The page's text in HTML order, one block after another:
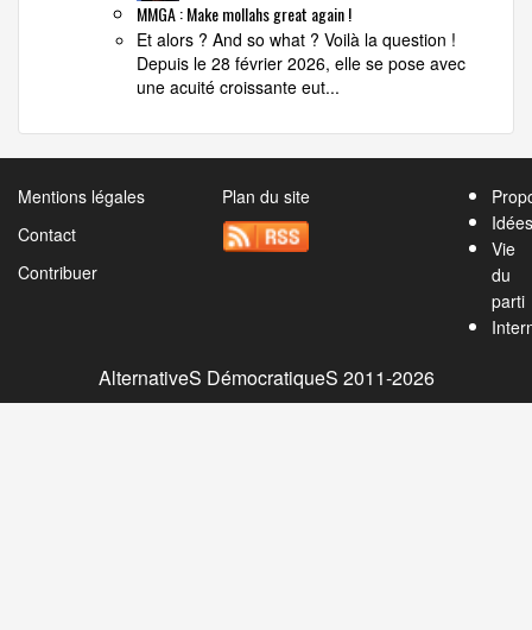
MMGA : Make mollahs great again !
Et alors ? And so what ? Voilà la question !
Depuis le 28 février 2026, elle se pose avec
une acuité croissante eut...
Mentions légales
Contact
Contribuer
Plan du site
Idées
Vie
du
parti
AlternativeS DémocratiqueS 2011-2026